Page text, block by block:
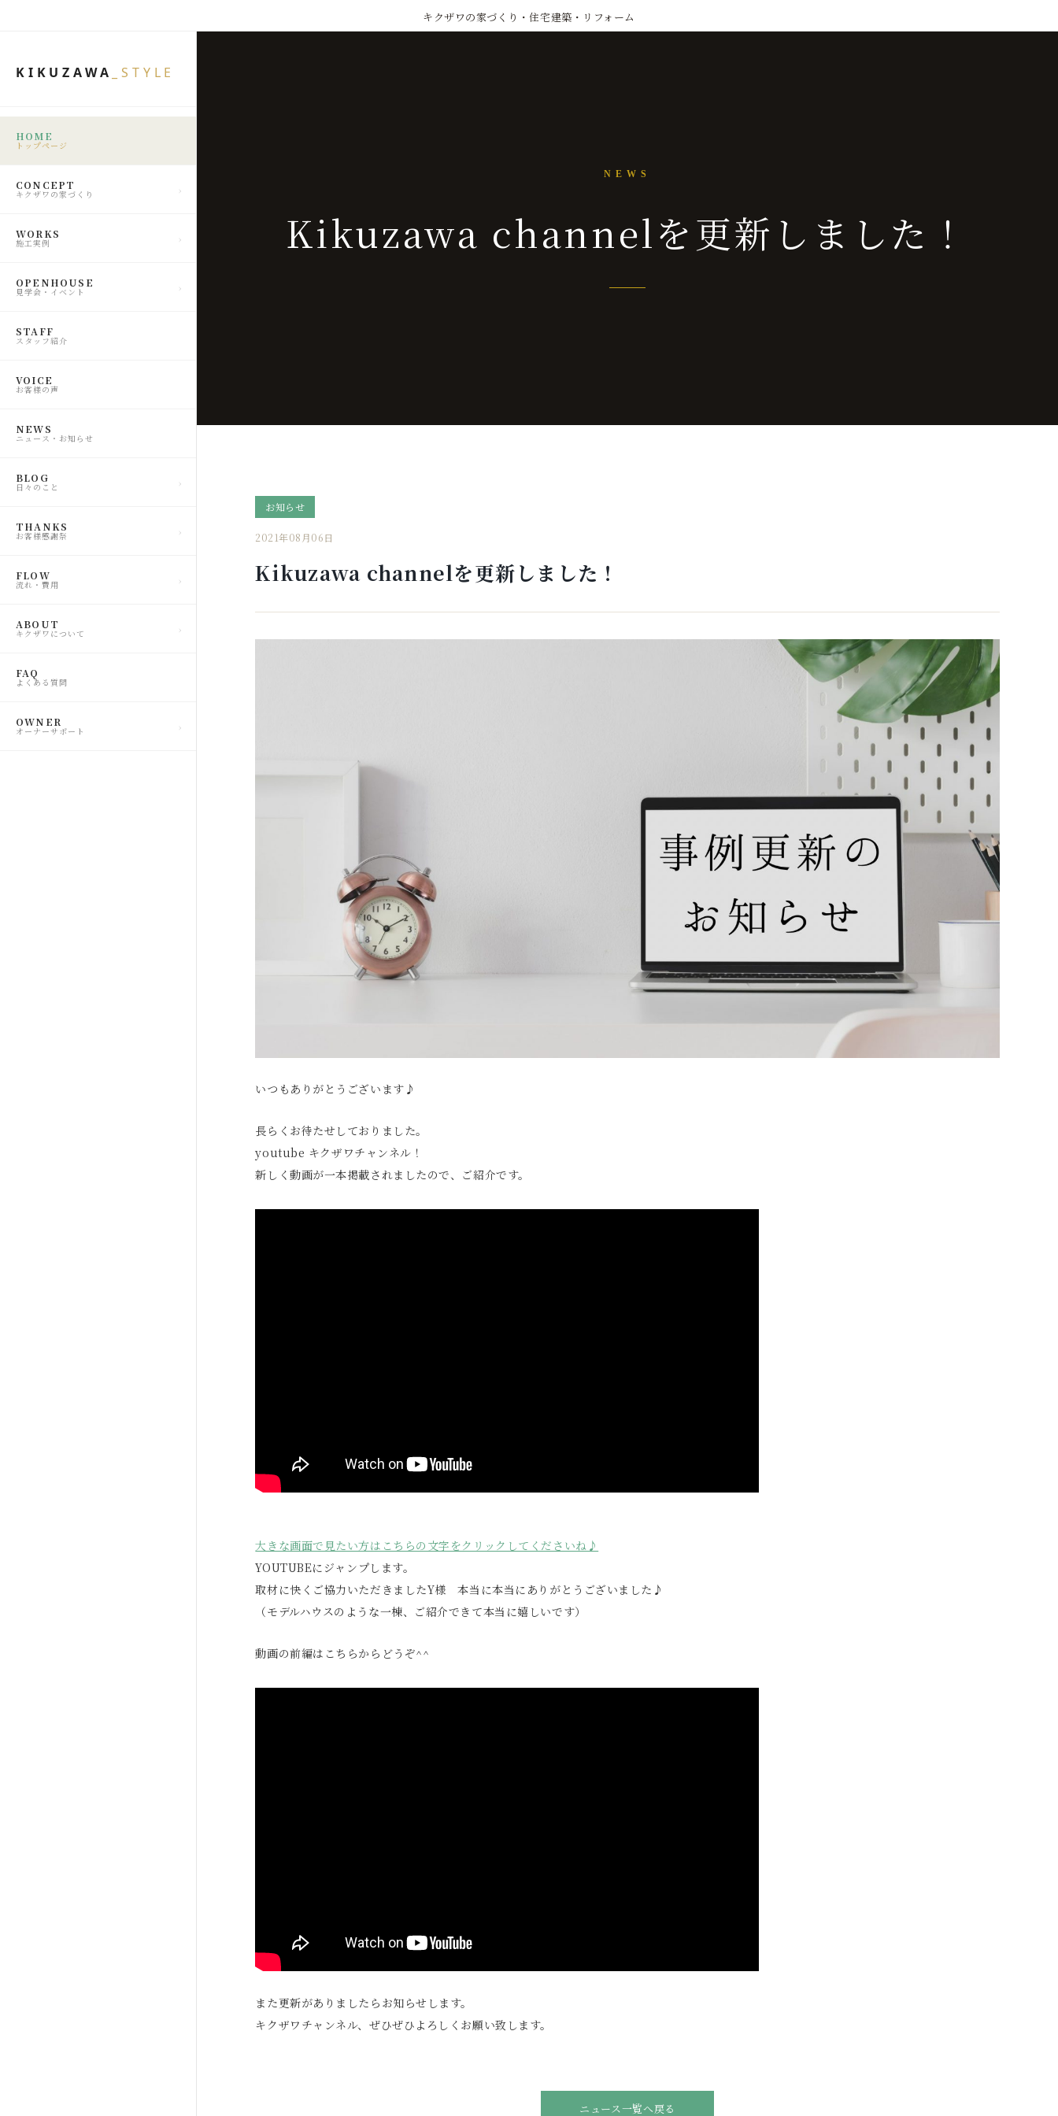
KIKUZAWA _STYLE
HOME
トップページ
CONCEPT
キクザワの家づくり
WORKS
施工実例
OPENHOUSE
見学会・イベント
STAFF
スタッフ紹介
VOICE
お客様の声
NEWS
ニュース・お知らせ
BLOG
日々のこと
THANKS
お客様感謝祭
FLOW
流れ・費用
ABOUT
キクザワについて
FAQ
よくある質問
OWNER
オーナーサポート
キクザワの家づくり・住宅建築・リフォーム
NEWS
Kikuzawa channelを更新しました！
お知らせ
2021年08月06日
Kikuzawa channelを更新しました！
いつもありがとうございます♪
長らくお待たせしておりました。
youtube キクザワチャンネル！
新しく動画が一本掲載されましたので、ご紹介です。
大きな画面で見たい方はこちらの文字をクリックしてくださいね♪
YOUTUBEにジャンプします。
取材に快くご協力いただきましたY様 本当に本当にありがとうございました♪
（モデルハウスのような一棟、ご紹介できて本当に嬉しいです）
動画の前編はこちらからどうぞ^^
また更新がありましたらお知らせします。
キクザワチャンネル、ぜひぜひよろしくお願い致します。
ニュース一覧へ戻る